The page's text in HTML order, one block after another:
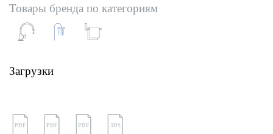
Товары бренда по категориям
Загрузки
PDF PDF PDF 3DS